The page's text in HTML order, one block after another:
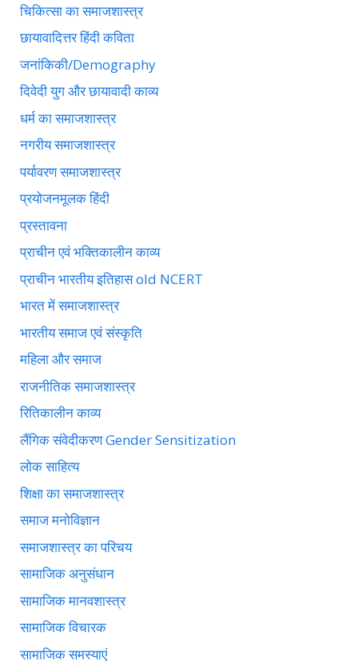
चिकित्सा का समाजशास्त्र
छायावादित्तर हिंदी कविता
जनांकिकी/Demography
दिवेदी युग और छायावादी काव्य
धर्म का समाजशास्त्र
नगरीय समाजशास्त्र
पर्यावरण समाजशास्त्र
प्रयोजनमूलक हिंदी
प्रस्तावना
प्राचीन एवं भक्तिकालीन काव्य
प्राचीन भारतीय इतिहास old NCERT
भारत में समाजशास्त्र
भारतीय समाज एवं संस्कृति
महिला और समाज
राजनीतिक समाजशास्त्र
रितिकालीन काव्य
लैंगिक संवेदीकरण Gender Sensitization
लोक साहित्य
शिक्षा का समाजशास्त्र
समाज मनोविज्ञान
समाजशास्त्र का परिचय
सामाजिक अनुसंधान
सामाजिक मानवशास्त्र
सामाजिक विचारक
सामाजिक समस्याएं